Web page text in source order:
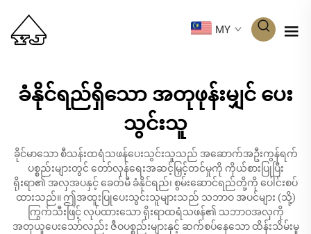
MY
ခံနိုင်ရည်ရှိသော အတုဖုန်းမျှင် ပေး
သွင်းသူ
ခိုင်မာသော စီသန်းထရံသဖန်ပေးသွင်းသူသည် အဆောက်အဦးကွန်ရက်
ပစ္စည်းများတွင် တော်လှန်ရေးအဆင့်မြှင့်တင်မှုကို ကိုယ်စားပြုပြီး
ရိုးရာ၏ အလှအပနှင့် ခေတ်မီ ခံနိုင်ရည်၊ စွမ်းဆောင်ရည်တို့ကို ပေါင်းစပ်
ထားသည်။ ဤအထူးပြုပေးသွင်းသူများသည် သဘာဝ အပင်များ (သို့)
ကြွက်သီးဖြင့် လုပ်ထားသော ရိုးရာထရံသဖန်၏ သဘာဝအလှကို
အတုယူပေးသော်လည်း ဇီဝပစ္စည်းများနှင့် ဆက်စပ်နေသော ထိန်းသိမ်းမှု